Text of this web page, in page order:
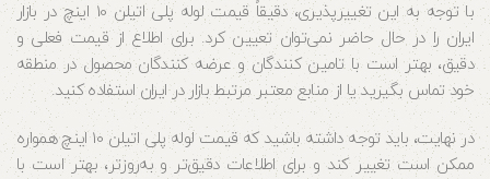
با توجه به این تغییرپذیری، دقیقاً قیمت لوله پلی اتیلن 10 اینچ در بازار
ایران را در حال حاضر نمی‌توان تعیین کرد. برای اطلاع از قیمت فعلی و
دقیق، بهتر است با تامین کنندگان و عرضه کنندگان محصول در منطقه
خود تماس بگیرید یا از منابع معتبر مرتبط بازار در ایران استفاده کنید.
در نهایت، باید توجه داشته باشید که قیمت لوله پلی اتیلن 10 اینچ همواره
ممکن است تغییر کند و برای اطلاعات دقیق‌تر و به‌روزتر، بهتر است با